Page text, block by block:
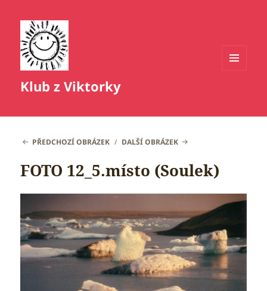
Klub z Viktorky
PŘEDCHOZÍ OBRÁZEK DALŠÍ OBRÁZEK
FOTO 12_5.místo (Soulek)